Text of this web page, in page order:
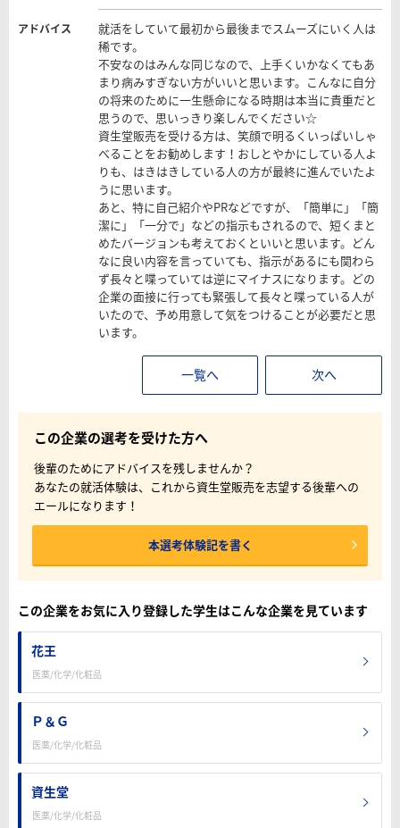
アドバイス
就活をしていて最初から最後までスムーズにいく人は
稀です。
不安なのはみんな同じなので、上手くいかなくてもあ
まり病みすぎない方がいいと思います。こんなに自分
の将来のために一生懸命になる時期は本当に貴重だと
思うので、思いっきり楽しんでください☆
資生堂販売を受ける方は、笑顔で明るくいっぱいしゃ
べることをお勧めします！おしとやかにしている人よ
りも、はきはきしている人の方が最終に進んでいたよ
うに思います。
あと、特に自己紹介やPRなどですが、「簡単に」「簡
潔に」「一分で」などの指示もされるので、短くまと
めたバージョンも考えておくといいと思います。どん
なに良い内容を言っていても、指示があるにも関わら
ず長々と喋っていては逆にマイナスになります。どの
企業の面接に行っても緊張して長々と喋っている人が
いたので、予め用意して気をつけることが必要だと思
います。
一覧へ 次へ
この企業の選考を受けた方へ
後輩のためにアドバイスを残しませんか？
あなたの就活体験は、これから資生堂販売を志望する後輩への
エールになります！
本選考体験記を書く
この企業をお気に入り登録した学生はこんな企業を見ています
花王
医薬/化学/化粧品
Ｐ＆Ｇ
医薬/化学/化粧品
資生堂
医薬/化学/化粧品